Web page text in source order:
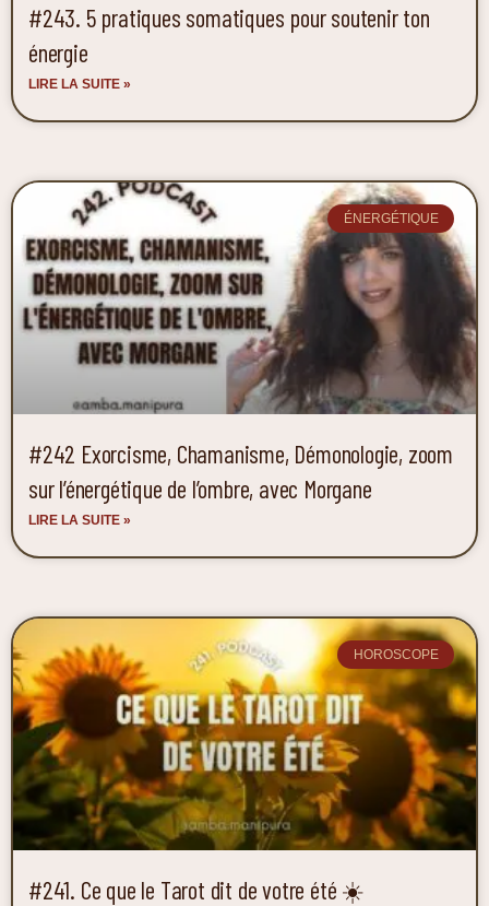
#243. 5 pratiques somatiques pour soutenir ton
énergie
LIRE LA SUITE »
ÉNERGÉTIQUE
#242 Exorcisme, Chamanisme, Démonologie, zoom
sur l’énergétique de l’ombre, avec Morgane
LIRE LA SUITE »
HOROSCOPE
#241. Ce que le Tarot dit de votre été ☀️